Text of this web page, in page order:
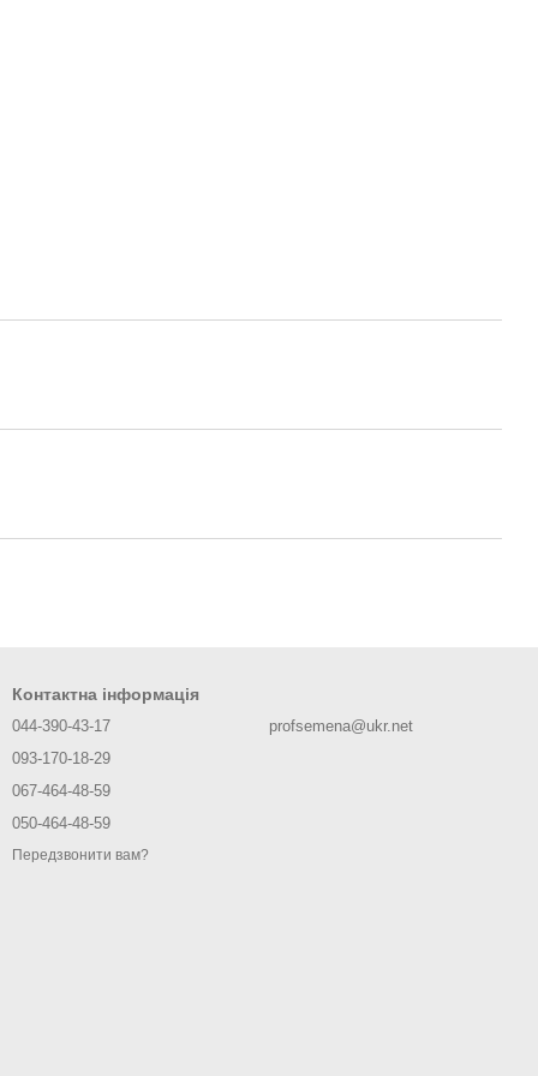
Контактна інформація
044-390-43-17
093-170-18-29
067-464-48-59
050-464-48-59
Передзвонити вам?
profsemena@ukr.net